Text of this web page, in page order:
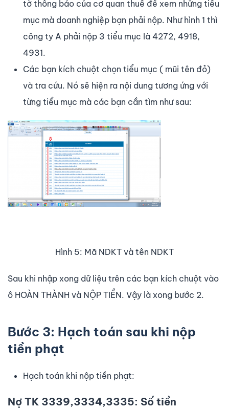
tờ thông báo của cơ quan thuế để xem những tiểu
mục mà doanh nghiệp bạn phải nộp. Như hình 1 thì
công ty A phải nộp 3 tiểu mục là 4272, 4918,
4931.
Các bạn kích chuột chọn tiểu mục ( mũi tên đỏ)
và tra cứu. Nó sẽ hiện ra nội dung tương ứng với
từng tiểu mục mà các bạn cần tìm như sau:
Hình 5: Mã NDKT và tên NDKT
Sau khi nhập xong dữ liệu trên các bạn kích chuột vào
ô HOÀN THÀNH và NỘP TIỀN. Vậy là xong bước 2.
Bước 3: Hạch toán sau khi nộp
tiền phạt
Hạch toán khi nộp tiền phạt:
Nợ TK 3339,3334,3335: Số tiền